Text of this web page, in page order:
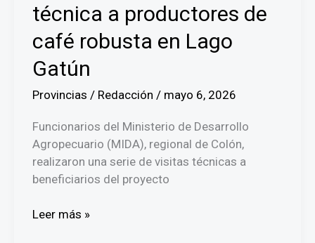
técnica a productores de
café robusta en Lago
Gatún
Provincias / Redacción / mayo 6, 2026
Funcionarios del Ministerio de Desarrollo
Agropecuario (MIDA), regional de Colón,
realizaron una serie de visitas técnicas a
beneficiarios del proyecto
MIDA
Leer más »